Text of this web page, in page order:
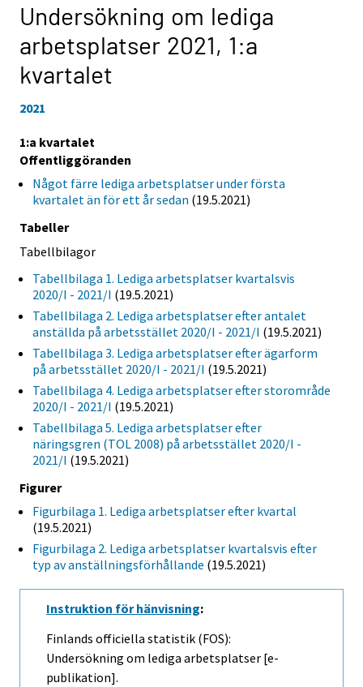
Undersökning om lediga
arbetsplatser 2021, 1:a
kvartalet
2021
1:a kvartalet
Offentliggöranden
Något färre lediga arbetsplatser under första
kvartalet än för ett år sedan (19.5.2021)
Tabeller
Tabellbilagor
Tabellbilaga 1. Lediga arbetsplatser kvartalsvis
2020/I - 2021/I (19.5.2021)
Tabellbilaga 2. Lediga arbetsplatser efter antalet
anställda på arbetsstället 2020/I - 2021/I (19.5.2021)
Tabellbilaga 3. Lediga arbetsplatser efter ägarform
på arbetsstället 2020/I - 2021/I (19.5.2021)
Tabellbilaga 4. Lediga arbetsplatser efter storområde
2020/I - 2021/I (19.5.2021)
Tabellbilaga 5. Lediga arbetsplatser efter
näringsgren (TOL 2008) på arbetsstället 2020/I -
2021/I (19.5.2021)
Figurer
Figurbilaga 1. Lediga arbetsplatser efter kvartal
(19.5.2021)
Figurbilaga 2. Lediga arbetsplatser kvartalsvis efter
typ av anställningsförhållande (19.5.2021)
Instruktion för hänvisning:
Finlands officiella statistik (FOS):
Undersökning om lediga arbetsplatser [e-
publikation].